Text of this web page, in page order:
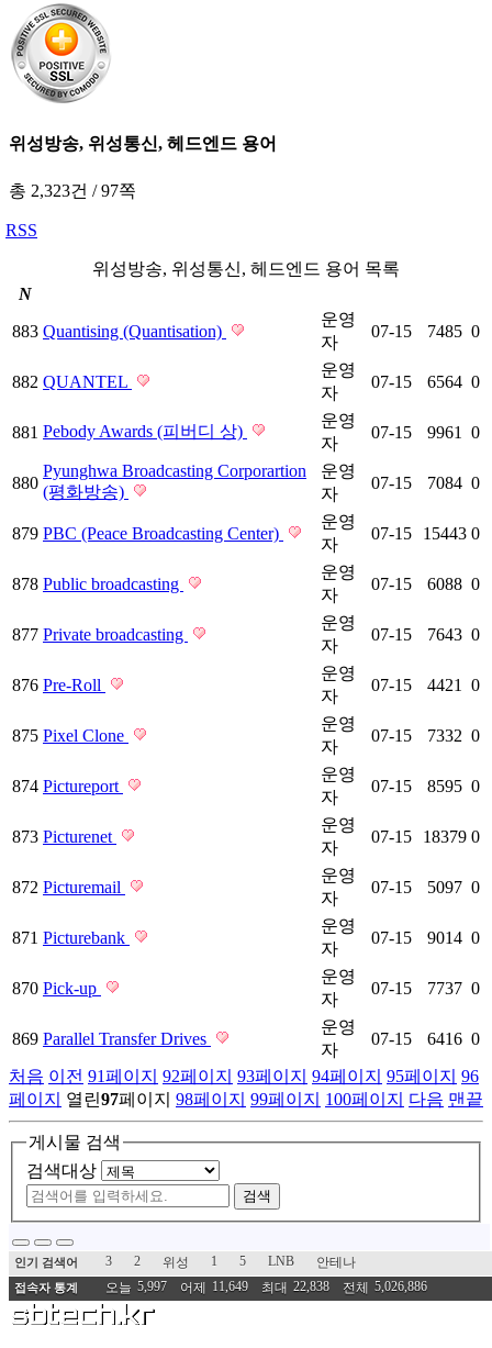
위성방송, 위성통신, 헤드엔드 용어
총 2,323건 /97쪽
RSS
위성방송, 위성통신, 헤드엔드 용어 목록
N
883 Quantising (Quantisation)
운영
자
07-15 7485 0
882 QUANTEL
운영
자
07-15 6564 0
881 Pebody Awards (피버디 상)
운영
자
07-15 9961 0
880
Pyunghwa Broadcasting Corporartion
(평화방송)
운영
자
07-15 7084 0
879 PBC (Peace Broadcasting Center)
운영
자
07-15 15443 0
878 Public broadcasting
운영
자
07-15 6088 0
877 Private broadcasting
운영
자
07-15 7643 0
876 Pre-Roll
운영
자
07-15 4421 0
875 Pixel Clone
운영
자
07-15 7332 0
874 Pictureport
운영
자
07-15 8595 0
873 Picturenet
운영
자
07-15 18379 0
872 Picturemail
운영
자
07-15 5097 0
871 Picturebank
운영
자
07-15 9014 0
870 Pick-up
운영
자
07-15 7737 0
869 Parallel Transfer Drives
운영
자
07-15 6416 0
처음 이전 91페이지 92페이지 93페이지 94페이지 95페이지 96
페이지
열린97페이지 98페이지 99페이지 100페이지 다음 맨끝
게시물 검색
검색대상
검색
인기 검색어 3 2 위성 1 5 LNB 안테나
접속자 통계 오늘 5,997 어제 11,649 최대 22,838 전체 5,026,886